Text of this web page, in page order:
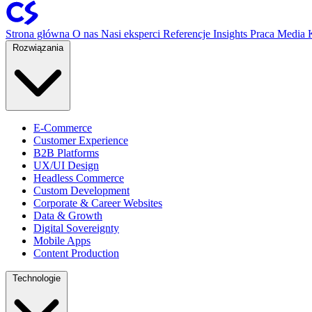
Strona główna O nas Nasi eksperci Referencje Insights Praca Media
Rozwiązania
E-Commerce
Customer Experience
B2B Platforms
UX/UI Design
Headless Commerce
Custom Development
Corporate & Career Websites
Data & Growth
Digital Sovereignty
Mobile Apps
Content Production
Technologie